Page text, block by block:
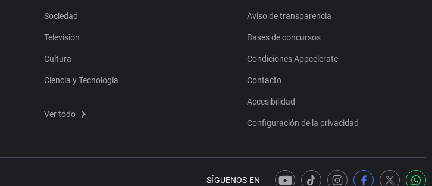
Sociedad
Televisión
Cultura
Ciencia y Tecnología
Ver todo
Aviso de transparencia
Bases de concursos
Condiciones Appcelerate
Contacto
Accesibilidad
Configuración de la privacidad
SÍGUENOS EN